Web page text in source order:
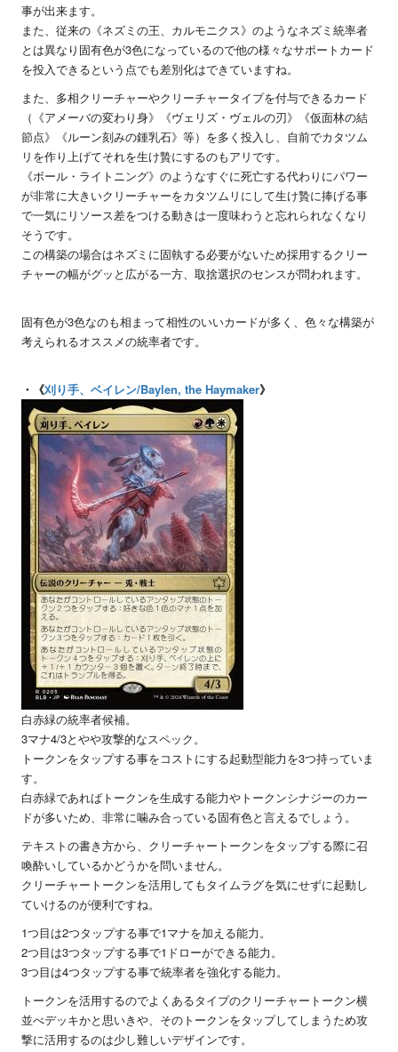
事が出来ます。
また、従来の《ネズミの王、カルモニクス》のようなネズミ統率者
とは異なり固有色が3色になっているので他の様々なサポートカード
を投入できるという点でも差別化はできていますね。
また、多相クリーチャーやクリーチャータイプを付与できるカード
（《アメーバの変わり身》《ヴェリズ・ヴェルの刃》《仮面林の結
節点》《ルーン刻みの鍾乳石》等）を多く投入し、自前でカタツム
リを作り上げてそれを生け贄にするのもアリです。
《ボール・ライトニング》のようなすぐに死亡する代わりにパワー
が非常に大きいクリーチャーをカタツムリにして生け贄に捧げる事
で一気にリソース差をつける動きは一度味わうと忘れられなくなり
そうです。
この構築の場合はネズミに固執する必要がないため採用するクリー
チャーの幅がグッと広がる一方、取捨選択のセンスが問われます。
固有色が3色なのも相まって相性のいいカードが多く、色々な構築が
考えられるオススメの統率者です。
・《刈り手、ベイレン/Baylen, the Haymaker》
白赤緑の統率者候補。
3マナ4/3とやや攻撃的なスペック。
トークンをタップする事をコストにする起動型能力を3つ持っていま
す。
白赤緑であればトークンを生成する能力やトークンシナジーのカー
ドが多いため、非常に噛み合っている固有色と言えるでしょう。
テキストの書き方から、クリーチャートークンをタップする際に召
喚酔いしているかどうかを問いません。
クリーチャートークンを活用してもタイムラグを気にせずに起動し
ていけるのが便利ですね。
1つ目は2つタップする事で1マナを加える能力。
2つ目は3つタップする事で1ドローができる能力。
3つ目は4つタップする事で統率者を強化する能力。
トークンを活用するのでよくあるタイプのクリーチャートークン横
並べデッキかと思いきや、そのトークンをタップしてしまうため攻
撃に活用するのは少し難しいデザインです。